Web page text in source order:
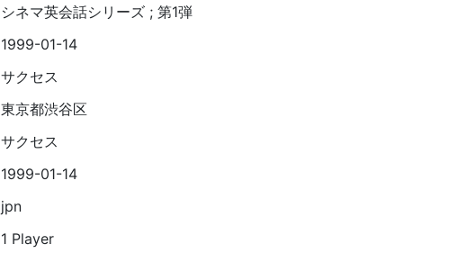
シネマ英会話シリーズ ; 第1弾
1999-01-14
サクセス
東京都渋谷区
サクセス
1999-01-14
jpn
1 Player